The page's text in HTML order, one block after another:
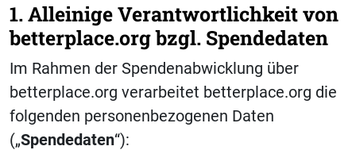
1. Alleinige Verantwortlichkeit von
betterplace.org bzgl. Spendedaten
Im Rahmen der Spendenabwicklung über
betterplace.org verarbeitet betterplace.org die
folgenden personenbezogenen Daten
(„Spendedaten“):